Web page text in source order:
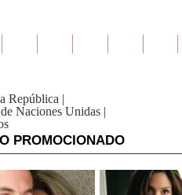
República |
Naciones Unidas |